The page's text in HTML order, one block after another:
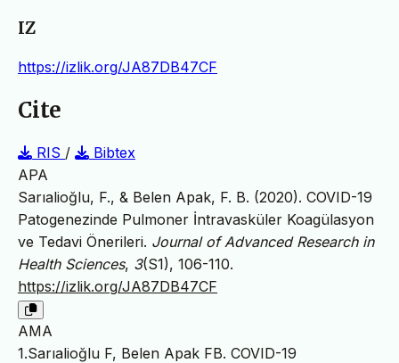
IZ
https://izlik.org/JA87DB47CF
Cite
RIS /
Bibtex
APA
Sarıalioğlu, F., & Belen Apak, F. B. (2020). COVID-19
Patogenezinde Pulmoner İntravasküler Koagülasyon
ve Tedavi Önerileri. Journal of Advanced Research in
Health Sciences, 3(S1), 106-110.
https://izlik.org/JA87DB47CF
AMA
1.Sarıalioğlu F, Belen Apak FB. COVID-19